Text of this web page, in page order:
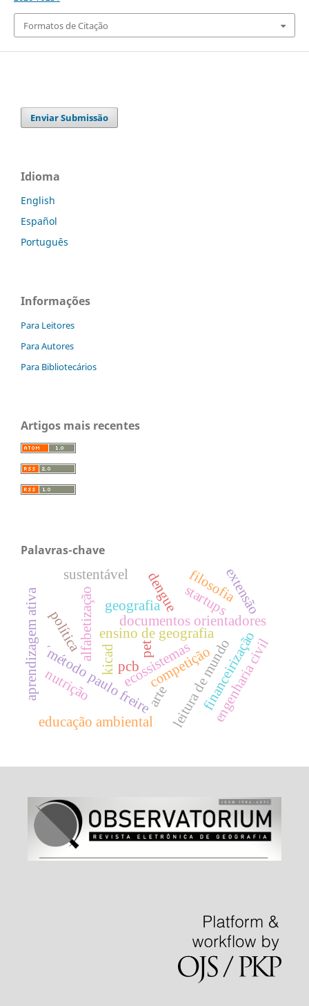
Formatos de Citação
Enviar Submissão
Idioma
English
Español
Português
Informações
Para Leitores
Para Autores
Para Bibliotecários
Artigos mais recentes
Palavras-chave
ensino de geografia
alfabetização
´método paulo freire leitura de mundo
documentos orientadores
geografia
educação ambiental
dengue
ecossistemasfinanceirização
startups
nutrição competição
sustentável
pet
aprendizagem ativa engenharia civil
extensão
pcb
kicad
filosofia
arte
política